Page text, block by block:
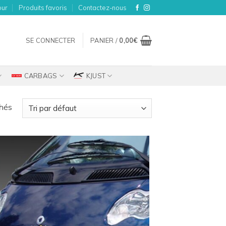
Produits favoris Contactez-nous
SE CONNECTER PANIER / 0,00€
CARBAGS KJUST
Ajouter
à la
wishlist